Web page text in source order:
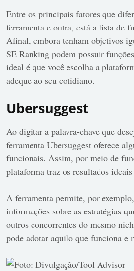
Entre os principais fatores que
ferramenta e outra, está a lista de
Afinal, embora tenham objetivos
SE Ranking podem possuir
ideal é que você escolha a
adeque ao seu cotidiano.
Ubersuggest
Ao digitar a palavra-chave que
ferramenta Ubersuggest oferece
funcionais. Assim, por meio de
plataforma traz os resultados
A ferramenta permite, por
informações sobre as estratégias
outros concorrentes do mesmo
pode adotar aquilo que funciona e